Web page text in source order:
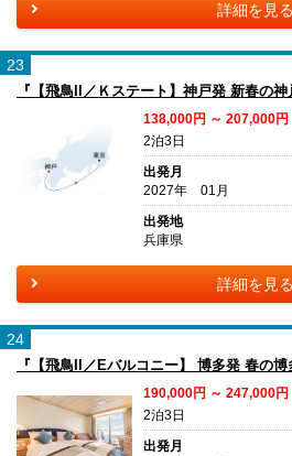
詳細を見る
23
『【飛鳥II／Ｋステート】神戸発 新春の
138,000円 ～ 207,000円
2泊3日
出発月
2027年 01月
出発地
兵庫県
詳細を見る
24
『【飛鳥II／Eバルコニー】 博多発 春の
190,000円 ～ 247,000円
2泊3日
出発月